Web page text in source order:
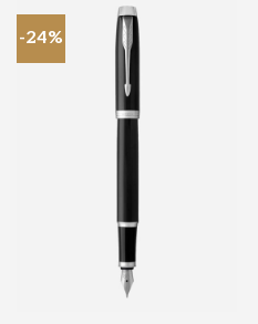
-24%